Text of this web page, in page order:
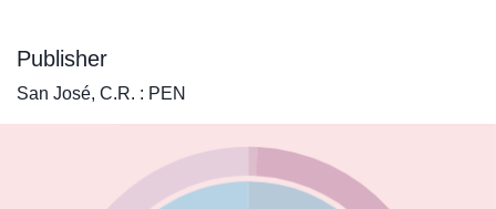
Publisher
San José, C.R. : PEN